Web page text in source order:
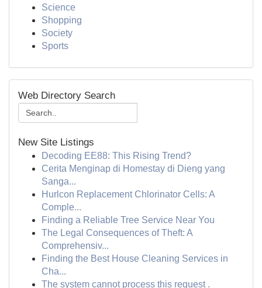
Science
Shopping
Society
Sports
Web Directory Search
New Site Listings
Decoding EE88: This Rising Trend?
Cerita Menginap di Homestay di Dieng yang
Sanga...
Hurlcon Replacement Chlorinator Cells: A
Comple...
Finding a Reliable Tree Service Near You
The Legal Consequences of Theft: A
Comprehensiv...
Finding the Best House Cleaning Services in
Cha...
The system cannot process this request .